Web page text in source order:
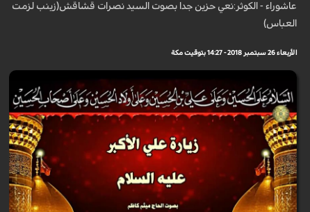
عاشوراء - الكوثر:نعي حزين جدا بصوت السيد نصرات قشاقش(زينب لزمت
العباس)
الأربعاء 26 سبتمبر 2018 - 14:27 بتوقيت مكة